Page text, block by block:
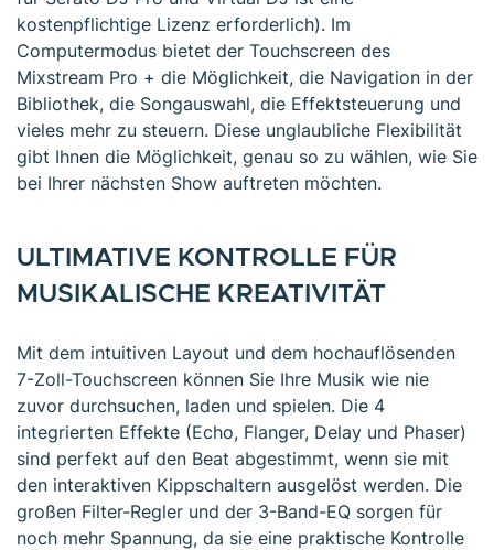
kostenpflichtige Lizenz erforderlich). Im
Computermodus bietet der Touchscreen des
Mixstream Pro + die Möglichkeit, die Navigation in der
Bibliothek, die Songauswahl, die Effektsteuerung und
vieles mehr zu steuern. Diese unglaubliche Flexibilität
gibt Ihnen die Möglichkeit, genau so zu wählen, wie Sie
bei Ihrer nächsten Show auftreten möchten.
ULTIMATIVE KONTROLLE FÜR
MUSIKALISCHE KREATIVITÄT
Mit dem intuitiven Layout und dem hochauflösenden
7-Zoll-Touchscreen können Sie Ihre Musik wie nie
zuvor durchsuchen, laden und spielen. Die 4
integrierten Effekte (Echo, Flanger, Delay und Phaser)
sind perfekt auf den Beat abgestimmt, wenn sie mit
den interaktiven Kippschaltern ausgelöst werden. Die
großen Filter-Regler und der 3-Band-EQ sorgen für
noch mehr Spannung, da sie eine praktische Kontrolle